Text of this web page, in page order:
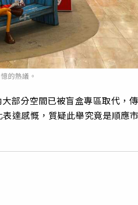
的熱議。
部分空間已被盲盒專區取代，傳
達感慨，質疑此舉究竟是順應